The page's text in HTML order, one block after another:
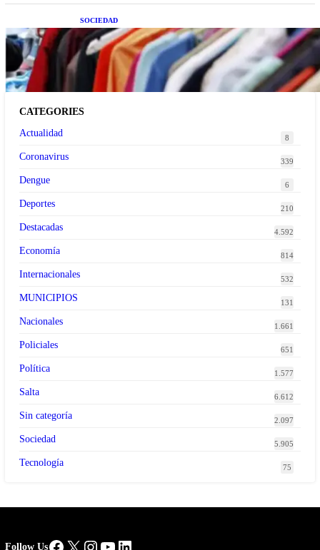
SOCIEDAD
Las grandes marcas globales se suman a la
tendencia de la ropa de segunda mano premium
CATEGORIES
Actualidad
8
Coronavirus 339
Dengue 6
Deportes 210
Destacadas 4.592
Economía 814
Internacionales 532
MUNICIPIOS 131
Nacionales 1.661
Policiales 651
Política 1.577
Salta 6.612
Sin categoría 2.097
Sociedad 5.905
Tecnología 75
Follow Us